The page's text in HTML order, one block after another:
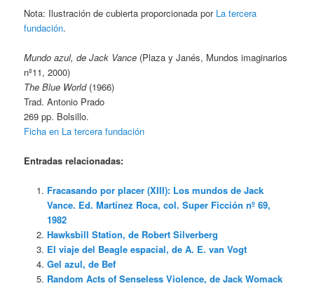
Nota: Ilustración de cubierta proporcionada por La tercera
fundación.
Mundo azul, de Jack Vance (Plaza y Janés, Mundos imaginarios
nº11, 2000)
The Blue World(1966)
Trad. Antonio Prado
269 pp. Bolsillo.
Ficha en La tercera fundación
Entradas relacionadas:
Fracasando por placer (XIII): Los mundos de Jack
Vance. Ed. Martínez Roca, col. Super Ficción nº 69,
1982
Hawksbill Station, de Robert Silverberg
El viaje del Beagle espacial, de A. E. van Vogt
Gel azul, de Bef
Random Acts of Senseless Violence, de Jack Womack